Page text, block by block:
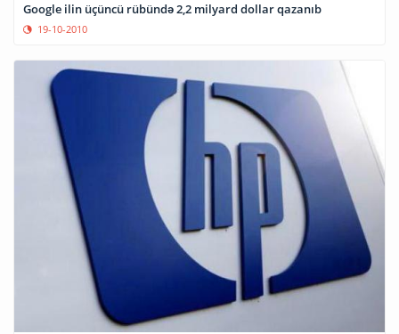
Google ilin üçüncü rübündə 2,2 milyard dollar qazanıb
19-10-2010